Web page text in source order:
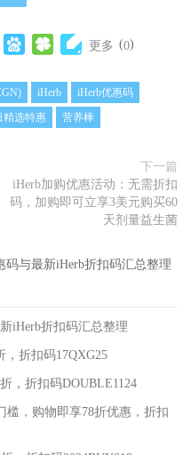
更多 (0)
iHerb
iHerb优惠码
精选特惠 营养棒
下一篇
iHerb加购优惠活动：无需折扣
码，加购即可立享3美元购买60
天剂量益生菌
码与最新iHerb折扣码汇总整理
iHerb折扣码汇总整理
，折扣码17QXG25
，折扣码DOUBLE1124
槛，购物即享78折优惠，折扣